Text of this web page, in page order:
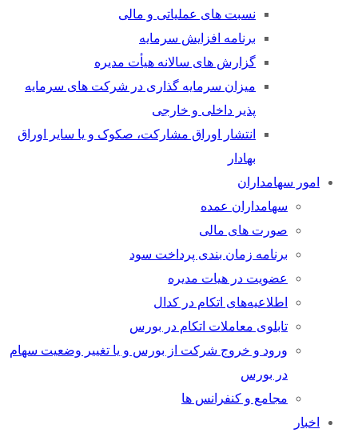
نسبت های عملیاتی و مالی
برنامه افزایش سرمایه
گزارش های سالانه هیأت مدیره
میزان سرمایه گذاری در شرکت های سرمایه
پذیر داخلی و خارجی
انتشار اوراق مشارکت، صکوک و یا سایر اوراق
بهادار
امور سهامداران
سهامداران عمده
صورت های مالی
برنامه زمان بندی پرداخت سود
عضویت در هیات مدیره
اطلاعیه‌های اتکام در کدال
تابلوی معاملات اتکام در بورس
ورود و خروج شرکت از بورس و یا تغییر وضعیت سهام
در بورس
مجامع و کنفرانس ها
اخبار